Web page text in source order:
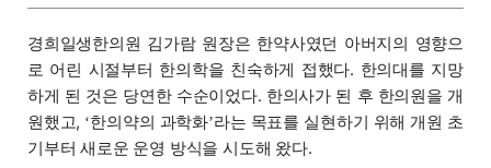
경희일생한의원 김가람 원장은 한약사였던 아버지의 영향으
로 어린 시절부터 한의학을 친숙하게 접했다. 한의대를 지망
하게 된 것은 당연한 수순이었다. 한의사가 된 후 한의원을 개
원했고, ‘한의약의 과학화’라는 목표를 실현하기 위해 개원 초
기부터 새로운 운영 방식을 시도해 왔다.